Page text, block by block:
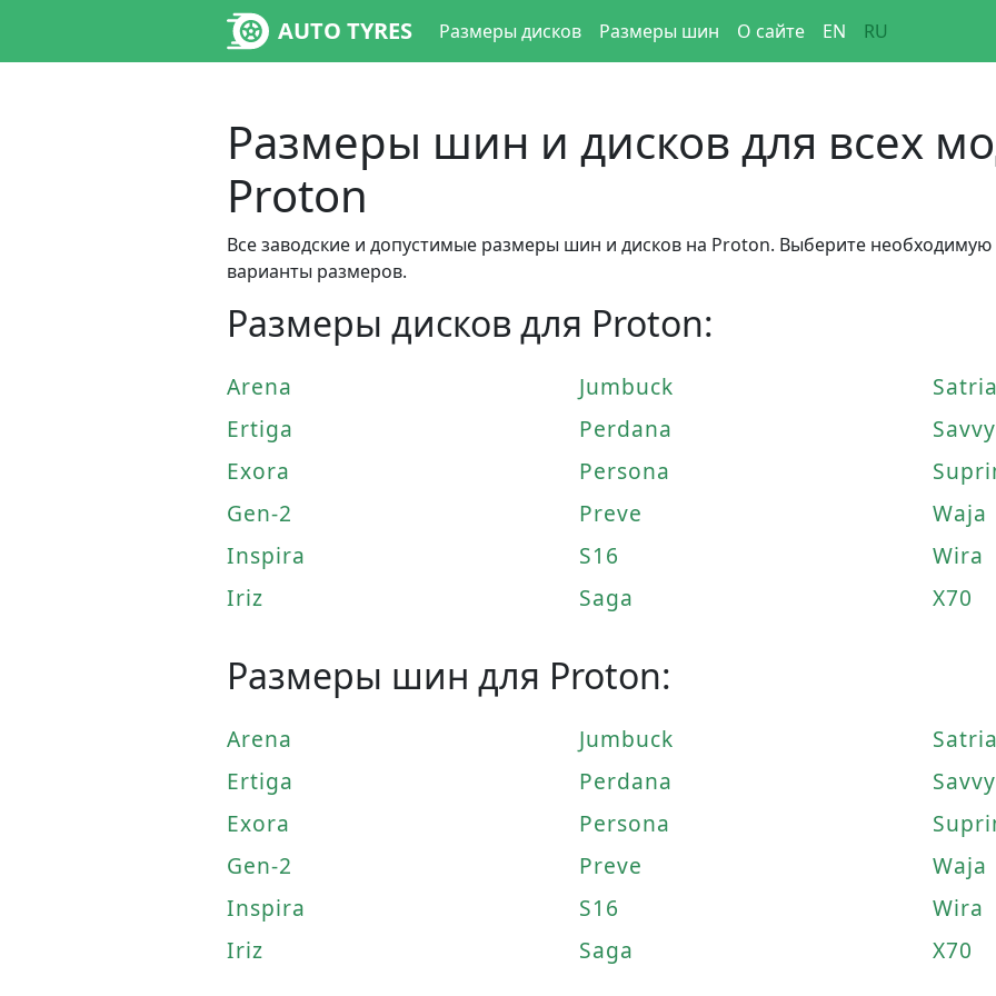
AUTO TYRES Размеры дисков Размеры шин О сайте EN RU
Размеры шин и дисков для всех
Proton
Все заводские и допустимые размеры шин и дисков на Proton. Выберите
варианты размеров.
Размеры дисков для Proton:
Arena
Ertiga
Exora
Gen-2
Inspira
Iriz
Jumbuck
Perdana
Persona
Preve
S16
Saga
Satria
Savvy
Waja
Wira
X70
Размеры шин для Proton:
Arena
Ertiga
Exora
Gen-2
Inspira
Iriz
Jumbuck
Perdana
Persona
Preve
S16
Saga
Satria
Savvy
Waja
Wira
X70